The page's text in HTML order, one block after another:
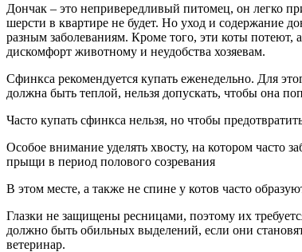
Дончак – это непривередливый питомец, он легко
шерсти в квартире не будет. Но уход и содержание
разным заболеваниям. Кроме того, эти коты потеют,
дискомфорт животному и неудобства хозяевам.
Сфинкса рекомендуется купать еженедельно. Для
должна быть теплой, нельзя допускать, чтобы она
Часто купать сфинкса нельзя, но чтобы
Особое внимание уделять хвосту, на котором часто
прыщи в период полового созревания
В этом месте, а также не спине у котов часто
Глазки не защищены ресницами, поэтому их
должно быть обильных выделений, если они
ветеринар.